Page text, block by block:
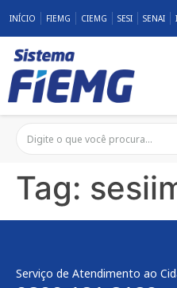
INÍCIO FIEMG CIEMG SESI SENAI
Tag:
Serviço de Atendimento ao